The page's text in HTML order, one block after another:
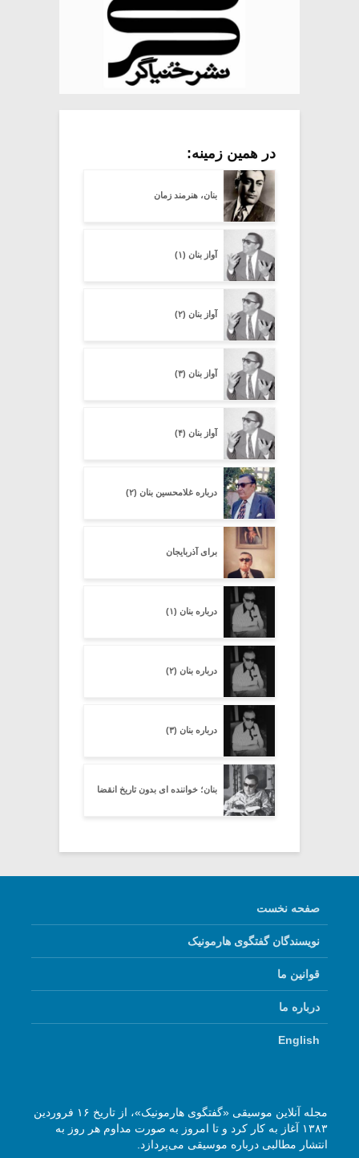
در همین زمینه:
بنان، هنرمند زمان
آواز بنان (۱)
آواز بنان (۲)
آواز بنان (۳)
آواز بنان (۴)
درباره غلامحسین بنان (۲)
برای آذربایجان
درباره بنان (۱)
درباره بنان (۲)
درباره بنان (۳)
بنان؛ خواننده ای بدون تاریخ انقضا
صفحه نخست
نویسندگان گفتگوی هارمونیک
قوانین ما
درباره ما
English
مجله آنلاین موسیقی «گفتگوی هارمونیک»، از تاریخ ۱۶ فروردین
۱۳۸۳ آغاز به کار کرد و تا امروز به صورت مداوم هر روز به
انتشار مطالبی درباره موسیقی می‌پردازد.